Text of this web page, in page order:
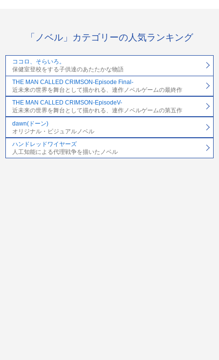
「ノベル」カテゴリーの人気ランキング
ココロ、そらいろ。
保健室登校をする子供達のあたたかな物語
THE MAN CALLED CRIMSON-Episode Final-
近未来の世界を舞台として描かれる、連作ノベルゲームの最終作
THE MAN CALLED CRIMSON-EpisodeV-
近未来の世界を舞台として描かれる、連作ノベルゲームの第五作
dawn(ドーン)
オリジナル・ビジュアルノベル
ハンドレッドワイヤーズ
人工知能による代理戦争を描いたノベル